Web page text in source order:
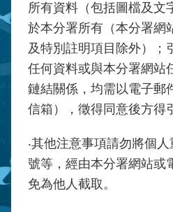
所有資料（包括圖檔及文
於本分署所有（本分署網
及特別註明項目除外）；
任何資料或與本分署網站
鏈結關係，均需以電子郵
信箱），徵得同意後方得
‧其他注意事項請勿將個
號等，經由本分署網站或
免為他人截取。